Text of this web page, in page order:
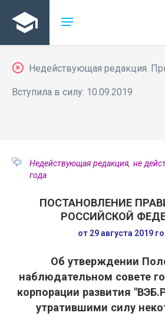
Недействующая редакция.
Вступила в силу: 10.09.2019
Недействующая редакция, не
года
ПОСТАНОВЛЕНИЕ
РОССИЙСКОЙ
от 29 августа 2019
Об утверждении
наблюдательном совете
корпорации развития
утратившими силу